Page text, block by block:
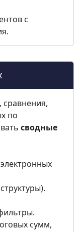
с
по
сводные
сумм,